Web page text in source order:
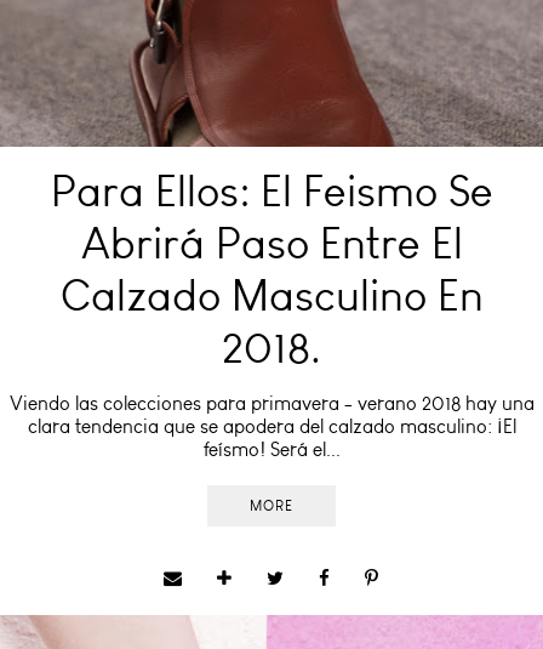
Para Ellos: El Feismo Se
Abrirá Paso Entre El
Calzado Masculino En
2018.
Viendo las colecciones para primavera - verano 2018 hay una
clara tendencia que se apodera del calzado masculino: ¡El
feísmo! Será el...
MORE